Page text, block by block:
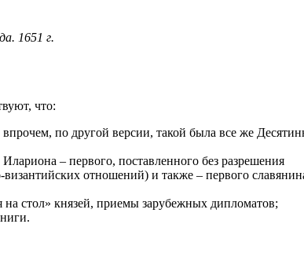
1651 г.
что:
по другой версии, такой была все же
– первого, поставленного без разрешения
отношений) и также – первого
стол» князей, приемы зарубежных дипломатов;